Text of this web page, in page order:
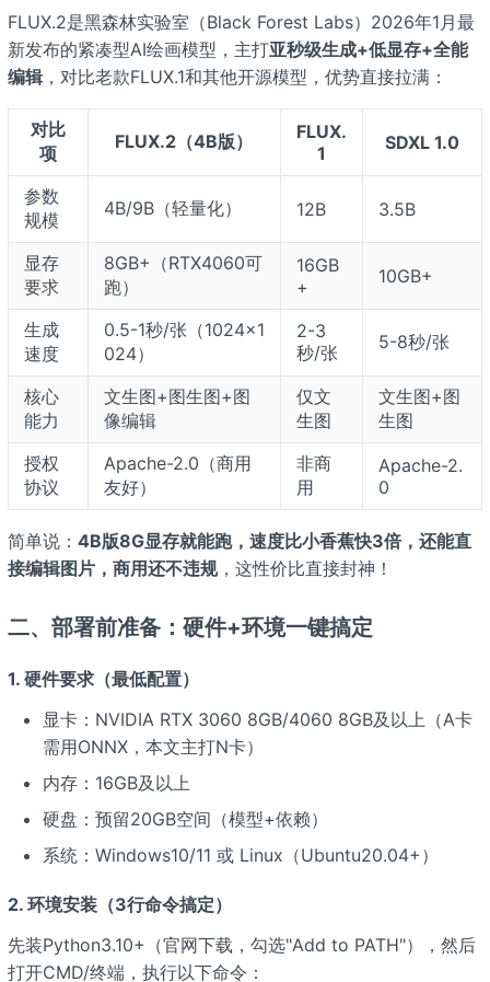
FLUX.2是黑森林实验室（Black Forest Labs）2026年1月最
新发布的紧凑型AI绘画模型，主打亚秒级生成+低显存+全能
编辑，对比老款FLUX.1和其他开源模型，优势直接拉满：
对比
项
FLUX.2 （4B版）
FLUX.
1
SDXL 1.0
参数
规模
4B/9B（轻量化） 12B 3.5B
显存
要求
8GB+（RTX4060可
跑）
16GB
+
10GB+
生成
速度
0.5-1秒/张（1024×1
024）
2-3
秒/张
5-8秒/张
核心
能力
文生图+图生图+图
像编辑
仅文
生图
文生图+图
生图
授权
协议
Apache-2.0（商用
友好）
非商
用
Apache-2.
0
简单说： 4B版8G显存就能跑，速度比小香蕉快3倍，还能直
接编辑图片，商用还不违规，这性价比直接封神！
二、部署前准备：硬件+环境一键搞定
1. 硬件要求（最低配置）
显卡：NVIDIA RTX 3060 8GB/4060 8GB及以上（A卡
需用ONNX，本文主打N卡）
内存：16GB及以上
硬盘：预留20GB空间（模型+依赖）
系统：Windows10/11 或 Linux（Ubuntu20.04+）
2. 环境安装（3行命令搞定）
先装Python3.10+（官网下载，勾选"Add to PATH"），然后
打开CMD/终端，执行以下命令：